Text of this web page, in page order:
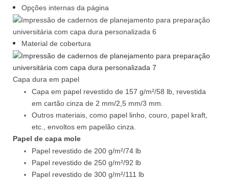
Opções internas da página
Material de cobertura
Capa dura em papel
Capa em papel revestido de 157 g/m²/58 lb, revestida
em cartão cinza de 2 mm/2,5 mm/3 mm.
Outros materiais, como papel linho, couro, papel kraft,
etc., envoltos em papelão cinza.
Papel de capa mole
Papel revestido de 200 g/m²/74 lb
Papel revestido de 250 g/m²/92 lb
Papel revestido de 300 g/m²/111 lb